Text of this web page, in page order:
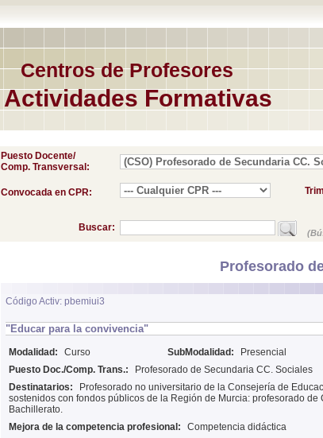
Centros de Profesores
Actividades Formativas
Puesto Docente/
Comp. Transversal:
Convocada en CPR:
Buscar:
Profesorado
Código Activ: pbemiui3
"Educar para la convivencia"
Modalidad: Curso SubModalidad: Presencial
Puesto Doc./Comp. Trans.:
Profesorado de Secundaria CC. Sociales
Destinatarios:
Profesorado no universitario de la Consejería de
sostenidos con fondos públicos de la Región de Murcia: profesorado
Bachillerato.
Mejora de la competencia profesional:
Competencia didáctica